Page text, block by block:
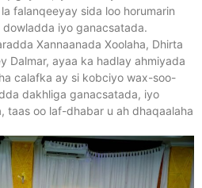
falanqeeyay sida loo horumarin
iyo ganacsatada.
Xannaanada Xoolaha, Dhirta
Dalmar, ayaa ka hadlay ahmiyada
calafka ay si kobciyo wax-soo-
dakhliga ganacsatada, iyo
taas oo laf-dhabar u ah dhaqaalaha